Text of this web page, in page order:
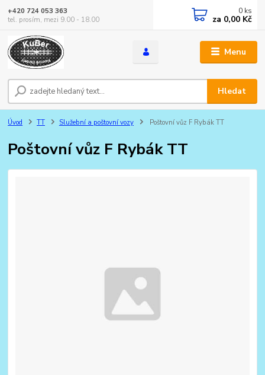
Menu
Hledat
+420 724 053 363
tel. prosím, mezi 9.00 - 18.00
0 ks
za 0,00 Kč
Úvod TT Služební a poštovní vozy Poštovní vůz F Rybák TT
Poštovní vůz F Rybák TT